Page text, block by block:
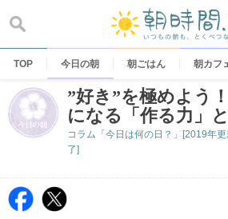
content
TOP 今日の朝 朝ごはん 朝カフ
”好き”を極めよう
になる「作る力」
コラム「今日は何の日？」[2019年
了]